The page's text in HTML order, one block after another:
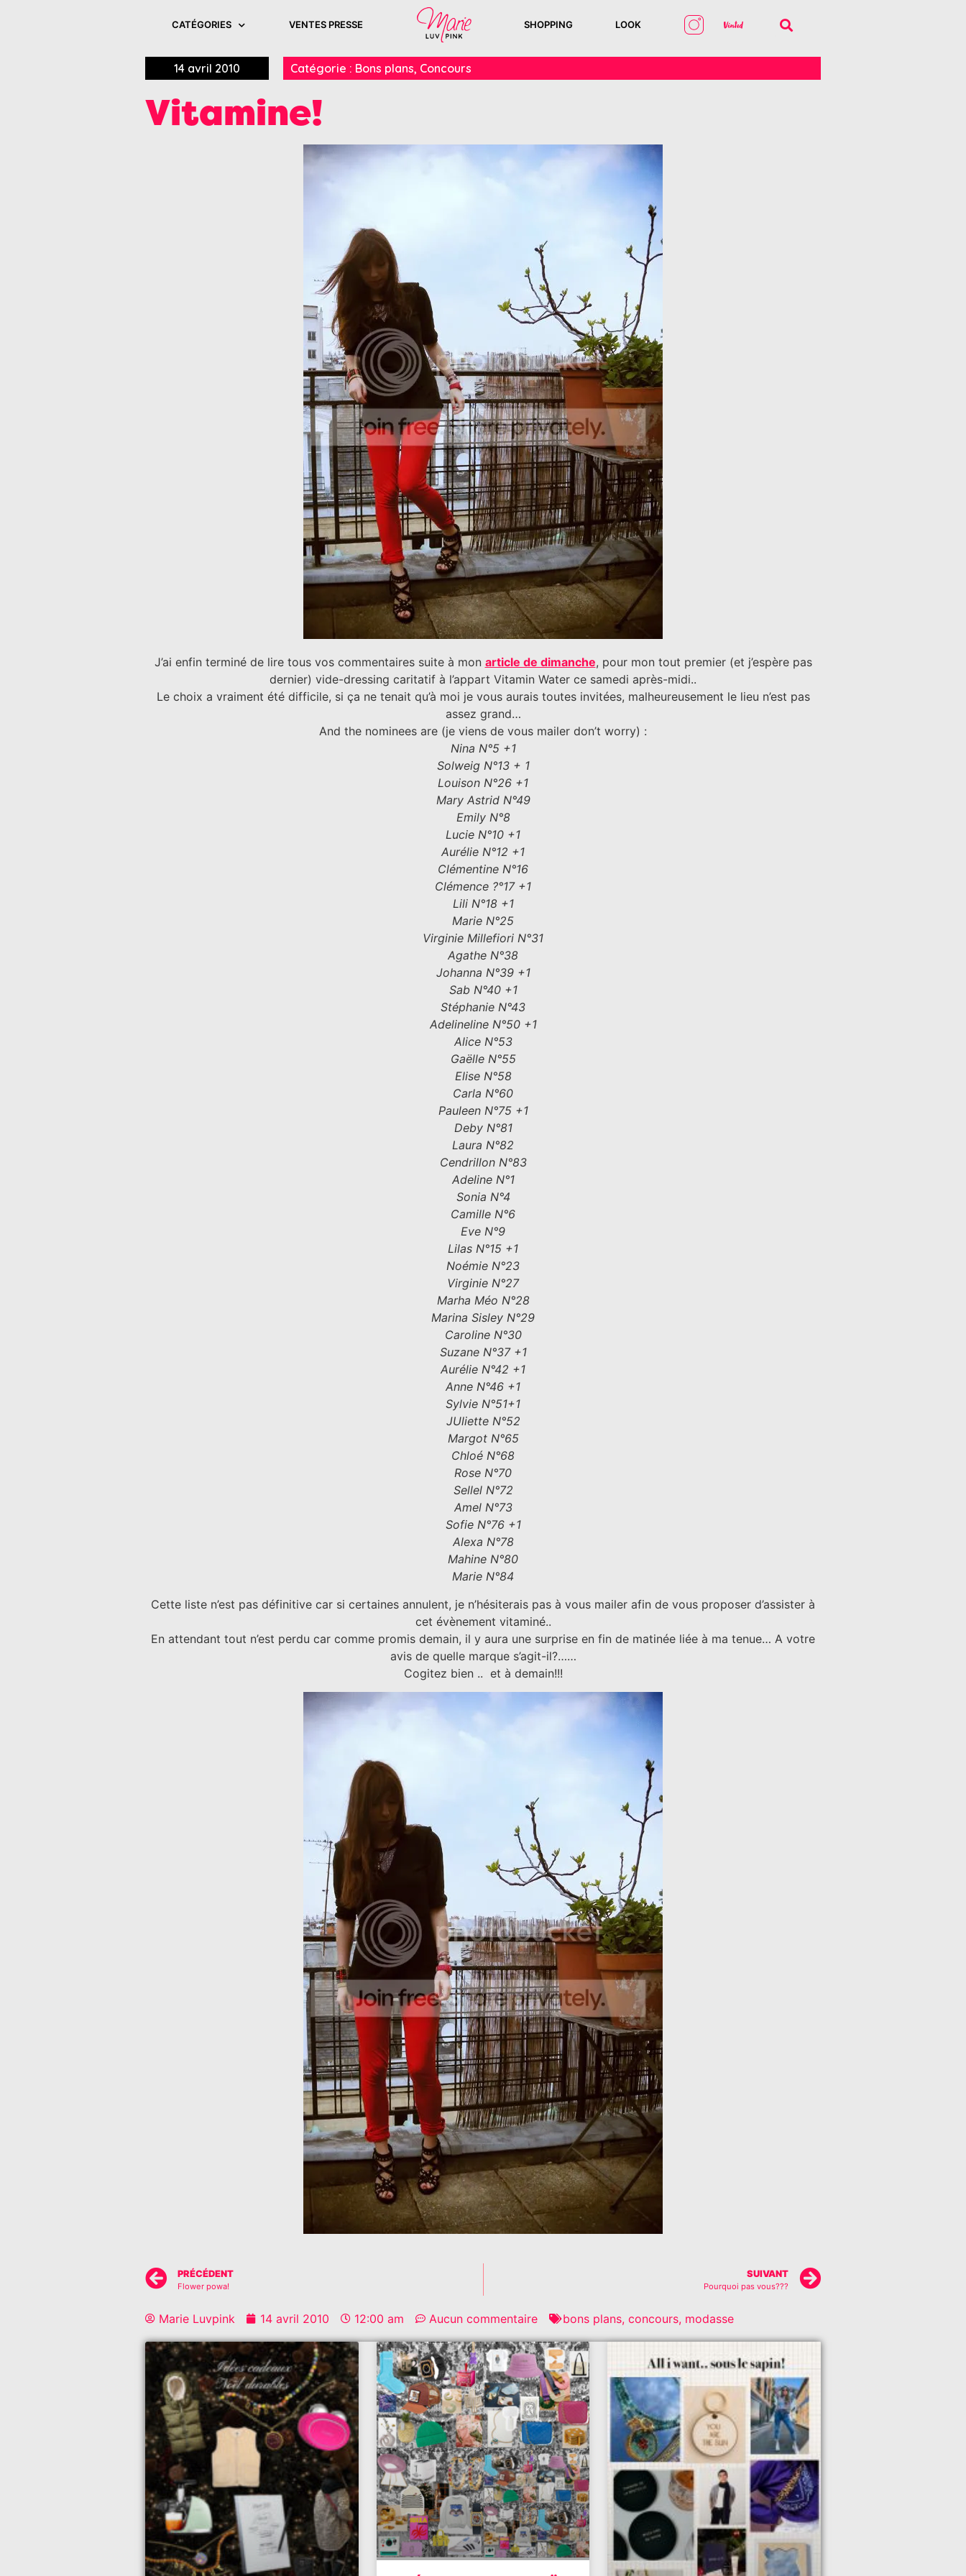
CATÉGORIES VENTES PRESSE SHOPPING LOOK
14 avril 2010 Catégorie : Bons plans, Concours
Vitamine!
J’ai enfin terminé de lire tous vos commentaires suite à mon article de dimanche, pour mon tout premier (et j’espère pas
dernier) vide-dressing caritatif à l’appart Vitamin Water ce samedi après-midi..
Le choix a vraiment été difficile, si ça ne tenait qu’à moi je vous aurais toutes invitées, malheureusement le lieu n’est pas
assez grand…
And the nominees are (je viens de vous mailer don’t worry) :
Nina N°5 +1
Solweig N°13 + 1
Louison N°26 +1
Mary Astrid N°49
Emily N°8
Lucie N°10 +1
Aurélie N°12 +1
Clémentine N°16
Clémence ?°17 +1
Lili N°18 +1
Marie N°25
Virginie Millefiori N°31
Agathe N°38
Johanna N°39 +1
Sab N°40 +1
Stéphanie N°43
Adelineline N°50 +1
Alice N°53
Gaëlle N°55
Elise N°58
Carla N°60
Pauleen N°75 +1
Deby N°81
Laura N°82
Cendrillon N°83
Adeline N°1
Sonia N°4
Camille N°6
Eve N°9
Lilas N°15 +1
Noémie N°23
Virginie N°27
Marha Méo N°28
Marina Sisley N°29
Caroline N°30
Suzane N°37 +1
Aurélie N°42 +1
Anne N°46 +1
Sylvie N°51+1
JUliette N°52
Margot N°65
Chloé N°68
Rose N°70
Sellel N°72
Amel N°73
Sofie N°76 +1
Alexa N°78
Mahine N°80
Marie N°84
Cette liste n’est pas définitive car si certaines annulent, je n’hésiterais pas à vous mailer afin de vous proposer d’assister à
cet évènement vitaminé..
En attendant tout n’est perdu car comme promis demain, il y aura une surprise en fin de matinée liée à ma tenue… A votre
avis de quelle marque s’agit-il?……
Cogitez bien .. et à demain!!!
PRÉCÉDENT
Flower powa!
SUIVANT
Pourquoi pas vous???
Marie Luvpink 14 avril 2010 12:00 am Aucun commentaire bons plans, concours, modasse